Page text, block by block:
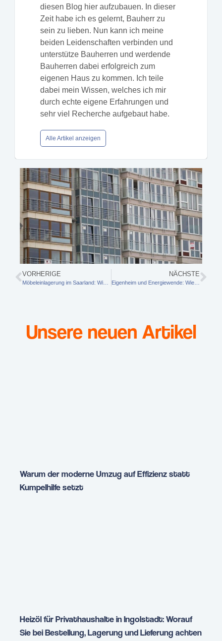
diesen Blog hier aufzubauen. In dieser
Zeit habe ich es gelernt, Bauherr zu
sein zu lieben. Nun kann ich meine
beiden Leidenschaften verbinden und
unterstütze Bauherren und werdende
Bauherren dabei erfolgreich zum
eigenen Haus zu kommen. Ich teile
dabei mein Wissen, welches ich mir
durch echte eigene Erfahrungen und
sehr viel Recherche aufgebaut habe.
Alle Artikel anzeigen
VORHERIGE NÄCHSTE
Eigenheim und Energiewende: Wie regionaler Ökostrom Ihr Zuhause zukunftsfähig macht
Unsere neuen Artikel
Warum der moderne Umzug auf Effizienz statt
Kumpelhilfe setzt
Heizöl für Privathaushalte in Ingolstadt: Worauf
Sie bei Bestellung, Lagerung und Lieferung achten